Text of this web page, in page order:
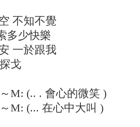
不知不覺
多少快樂
一於跟我
戈
M: (.. . 會心的微笑 )
M: (... 在心中大叫 )